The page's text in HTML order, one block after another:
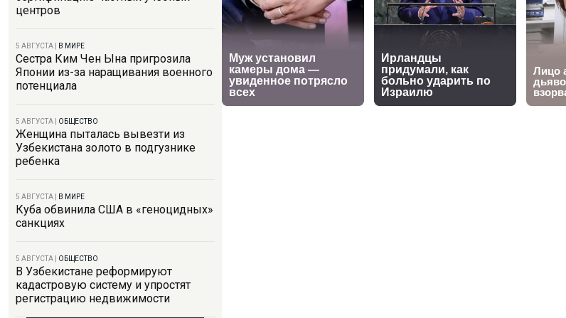
центров
5 АВГУСТА В МИРЕ
Сестра Ким Чен Ына пригрозила
Японии из-за наращивания военного
потенциала
5 АВГУСТА ОБЩЕСТВО
Женщина пыталась вывезти из
Узбекистана золото в подгузнике
ребенка
5 АВГУСТА В МИРЕ
Куба обвинила США в «геноцидных»
санкциях
5 АВГУСТА ОБЩЕСТВО
В Узбекистане реформируют
кадастровую систему и упростят
регистрацию недвижимости